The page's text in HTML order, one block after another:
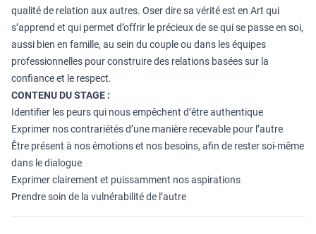
qualité de relation aux autres. Oser dire sa vérité est en Art qui
s’apprend et qui permet d’offrir le précieux de se qui se passe en soi,
aussi bien en famille, au sein du couple ou dans les équipes
professionnelles pour construire des relations basées sur la
confiance et le respect.
CONTENU DU STAGE :
Identifier les peurs qui nous empêchent d’être authentique
Exprimer nos contrariétés d’une manière recevable pour l’autre
Être présent à nos émotions et nos besoins, afin de rester soi-même
dans le dialogue
Exprimer clairement et puissamment nos aspirations
Prendre soin de la vulnérabilité de l’autre